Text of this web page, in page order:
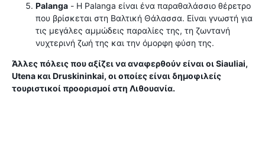
Palanga - Η Palanga είναι ένα παραθαλάσσιο θέρετρο
που βρίσκεται στη Βαλτική Θάλασσα. Είναι γνωστή για
τις μεγάλες αμμώδεις παραλίες της, τη ζωντανή
νυχτερινή ζωή της και την όμορφη φύση της.
Άλλες πόλεις που αξίζει να αναφερθούν είναι οι Siauliai,
Utena και Druskininkai, οι οποίες είναι δημοφιλείς
τουριστικοί προορισμοί στη Λιθουανία.